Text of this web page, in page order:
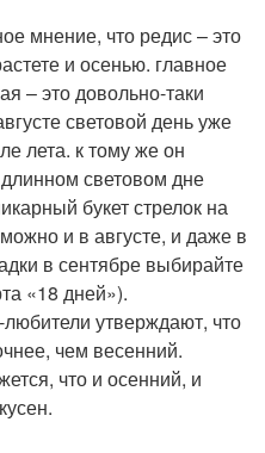
мнение, что редис – это
и осенью. главное
– это довольно-таки
световой день уже
лета. к тому же он
световом дне
букет стрелок на
и в августе, и даже в
в сентябре выбирайте
«18 дней»).
утверждают, что
чем весенний.
что и осенний, и